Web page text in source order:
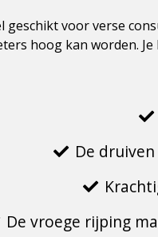
geschikt voor verse
hoog kan worden.
De
De vroege rijping